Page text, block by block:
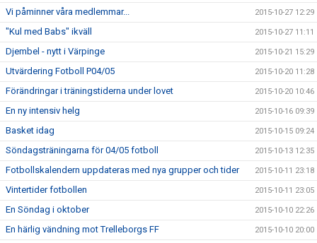
Vi påminner våra medlemmar... 2015-10-27 12:29
"Kul med Babs" ikväll 2015-10-27 11:11
Djembel - nytt i Värpinge 2015-10-21 15:29
Utvärdering Fotboll P04/05 2015-10-20 11:28
Förändringar i träningstiderna under lovet 2015-10-20 10:46
En ny intensiv helg 2015-10-16 09:39
Basket idag 2015-10-15 09:24
Söndagsträningarna för 04/05 fotboll 2015-10-13 12:35
Fotbollskalendern uppdateras med nya grupper och tider 2015-10-11 23:18
Vintertider fotbollen 2015-10-11 23:05
En Söndag i oktober 2015-10-10 22:26
En härlig vändning mot Trelleborgs FF 2015-10-10 20:00